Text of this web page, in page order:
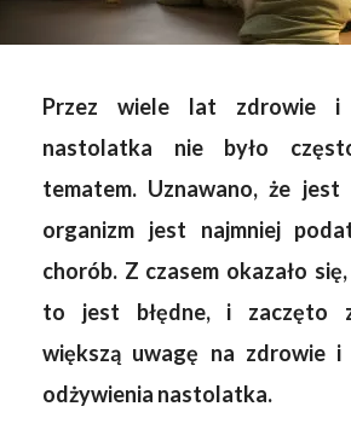
Przez wiele lat zdrowie i
nastolatka nie było
tematem. Uznawano, że
organizm jest najmniej
chorób. Z czasem okazało
to jest błędne, i zaczęto
większą uwagę na zdrowie i
odżywienia nastolatka.